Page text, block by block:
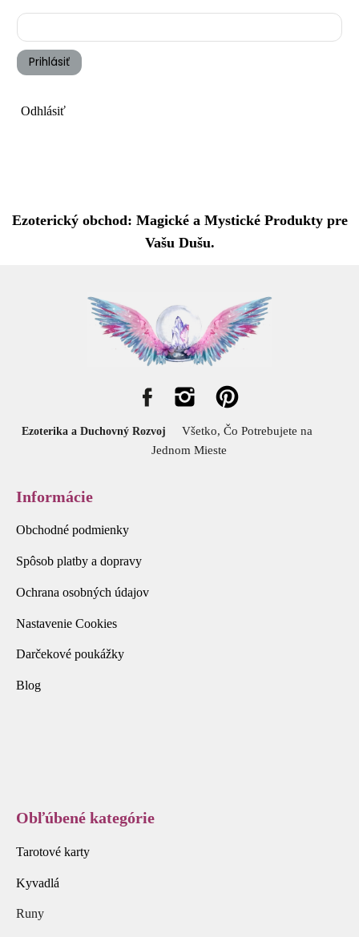
Prihlásiť
Odhlásiť
Ezoterický obchod: Magické a Mystické Produkty pre
Vašu Dušu.
Ezoterika a Duchovný Rozvoj
Všetko, Čo Potrebujete na
Jednom Mieste
Informácie
Obchodné podmienky
Spôsob platby a dopravy
Ochrana osobných údajov
Nastavenie Cookies
Darčekové poukážky
Blog
Obľúbené kategórie
Tarotové karty
Kyvadlá
Runy